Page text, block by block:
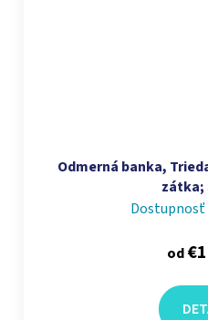
Odmerná banka,
zátka;
Dostupnosť
od